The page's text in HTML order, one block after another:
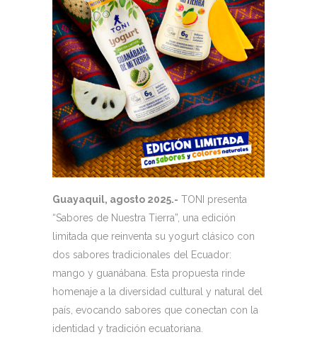
Guayaquil, agosto 2025.- TONI presenta
“Sabores de Nuestra Tierra”, una edición
limitada que reinventa su yogurt clásico con
dos sabores tradicionales del Ecuador:
mango y guanábana. Esta propuesta rinde
homenaje a la diversidad cultural y natural del
país, evocando sabores que conectan con la
identidad y tradición ecuatoriana.